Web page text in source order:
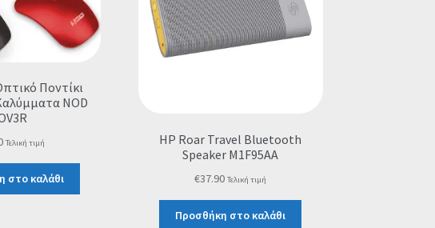
Ποντίκι
NOD
Τελική τιμή
στο καλάθι
HP Roar Travel Bluetooth
Speaker M1F95AA
€37.90 Τελική τιμή
Προσθήκη στο καλάθι